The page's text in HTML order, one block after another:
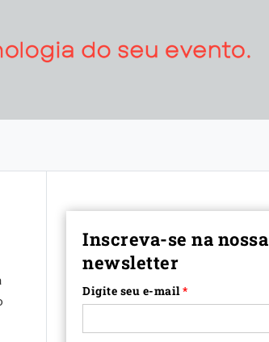
Inscreva-se na nossa
newsletter
Digite seu e-mail*